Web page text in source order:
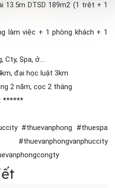
13.5m DTSD 189m2 (1 trệt + 1
làm việc + 1 phòng khách + 1
Cty, Spa, ở….
đại học luật 3km
2 năm, cọc 2 tháng
******
#thuevanphong #thuespa
#thuevanphongvanphuccity